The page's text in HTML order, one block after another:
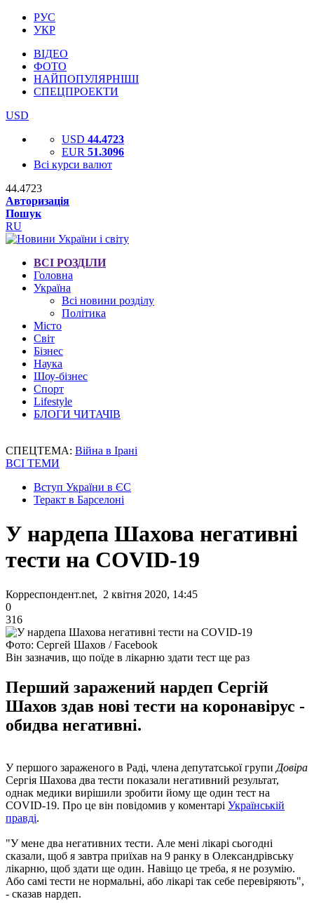
РУС
УКР
ВІДЕО
ФОТО
НАЙПОПУЛЯРНІШІ
СПЕЦПРОЕКТИ
USD
USD 44.4723
EUR 51.3096
Всі курси валют
44.4723
Авторизація
Пошук
RU
ВСІ РОЗДІЛИ
Головна
Україна
Всі новини розділу
Політика
Місто
Світ
Бізнес
Наука
Шоу-бізнес
Спорт
Lifestyle
БЛОГИ ЧИТАЧІВ
СПЕЦТЕМА: Війна в Ірані
ВСІ ТЕМИ
Вступ України в ЄС
Теракт в Барселоні
У нардепа Шахова негативні
тести на COVID-19
Корреспондент.net, 2 квітня 2020, 14:45
0
316
Фото: Сергей Шахов / Facebook
Він зазначив, що поїде в лікарню здати тест ще раз
Перший заражений нардеп Сергій
Шахов здав нові тести на коронавірус -
обидва негативні.
У першого зараженого в Раді, члена депутатської групи Довіра
Сергія Шахова два тести показали негативний результат,
однак медики вирішили зробити йому ще один тест на
COVID-19. Про це він повідомив у коментарі Українській
правді.
"У мене два негативних тести. Але мені лікарі сьогодні
сказали, щоб я завтра приїхав на 9 ранку в Олександрівську
лікарню, щоб здати ще один. Навіщо це треба, я не розумію.
Або самі тести не нормальні, або лікарі так себе перевіряють",
- сказав нардеп.